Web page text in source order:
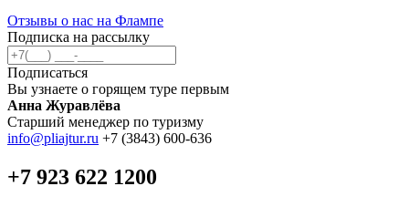
Отзывы о нас на Флампе
Подписка на рассылку
Подписаться
Вы узнаете о горящем туре первым
Анна Журавлёва
Старший менеджер по туризму
info@pliajtur.ru +7 (3843) 600-636
+7 923 622 1200